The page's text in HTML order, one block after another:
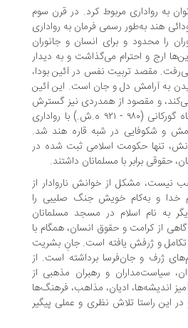
مربوط کرد. در قرن سوم
به‌طور رسمی فرمان به رواداری
و برای انسان و جانوران
و احترام می‌گذاشت و به دیدار
تربیت نفس در آئین بودا،
دل و جان است. این آئین
مقصود از همدردی نیز گسترش
صلح و آرامش است. اکبر شاه گورکانی (٩۸۰ - ٩٢۱ ه.ش.) با رواداری
در شبه قاره هند شد.
حکومت اسلامی ثبت شده در
برابر با مسلمانان داشتند.
مشکل از خوانش ناروادار از
به‌کام خویش جنگ صلیبی را
اسلام در مسجد مسلمانان
كرامت و حقوق انسان، همگام با
و ژرفش یافته است. جانِ بشریت
و جان‌فرسا برداشته است. از
و رهبران مذهبی از
ادیان، مذاهب، فرهنگ‌ها
تلاش نظری و عملی پیگیر